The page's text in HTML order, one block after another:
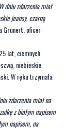
dniu zdarzenia miał
jeansy, czarną
Grunert, oficer
lat, ciemnych
niebieskie
W ręku trzymała
zdarzenia miał na
z białym napisem
napisem, na